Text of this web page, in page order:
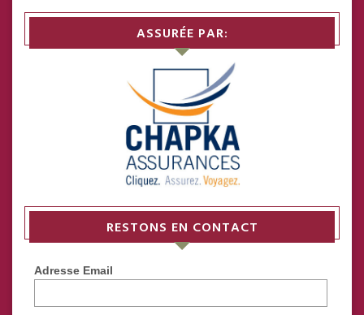
ASSURÉE PAR:
RESTONS EN CONTACT
Adresse Email